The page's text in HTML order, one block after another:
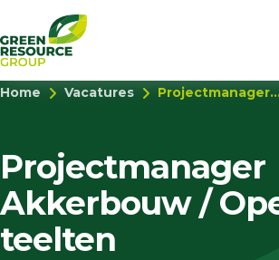
Home Vacatures
Projectmanager
Akkerbouw /
teelten